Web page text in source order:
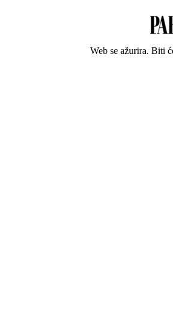
Web se ažurira. Biti